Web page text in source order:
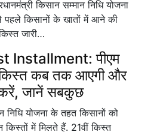
किसान सम्मान निधि योजना
पहले किसानों के खातों में आने की
जारी…
Installment: पीएम
किस्त कब तक आएगी और
जानें सबकुछ
निधि योजना के तहत किसानों को
में मिलते हैं. 21वीं किस्त